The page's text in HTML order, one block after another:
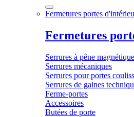
Fermetures portes
Fermetures
Serrures à pêne magnétique
Serrures mécaniques
Serrures pour portes
Serrures de gaines
Ferme-portes
Accessoires
Butées de porte